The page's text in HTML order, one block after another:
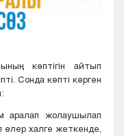
көптігін айтып
Сонда көпті көрген
аралап жолаушылап
халге жеткенде,